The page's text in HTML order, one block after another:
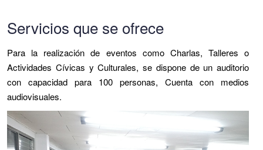
Servicios que se ofrece
Para la realización de eventos como Charlas, Talleres o
Actividades Cívicas y Culturales, se dispone de un auditorio
con capacidad para 100 personas, Cuenta con medios
audiovisuales.